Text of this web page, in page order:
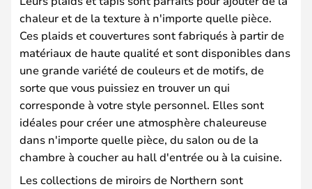
chaleur et de la texture à n'importe quelle pièce.
Ces plaids et couvertures sont fabriqués à partir de
matériaux de haute qualité et sont disponibles dans
une grande variété de couleurs et de motifs, de
sorte que vous puissiez en trouver un qui
corresponde à votre style personnel. Elles sont
idéales pour créer une atmosphère chaleureuse
dans n'importe quelle pièce, du salon ou de la
chambre à coucher au hall d'entrée ou à la cuisine.
Les collections de miroirs de Northern sont